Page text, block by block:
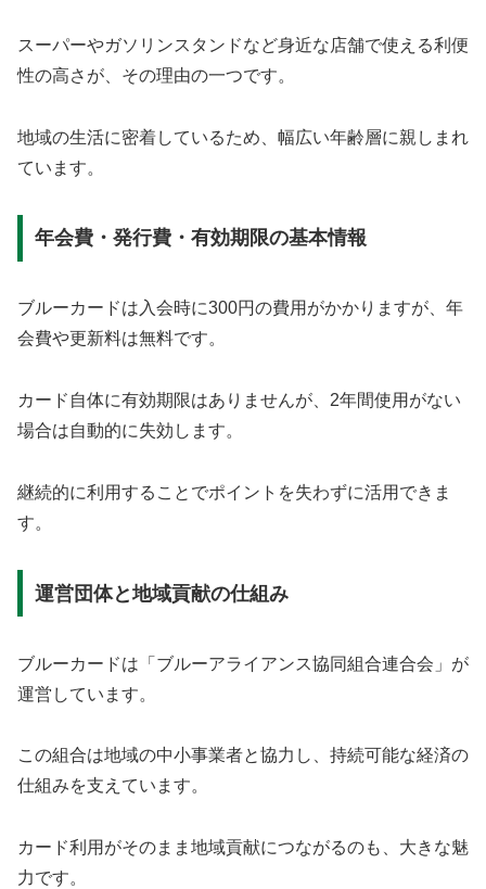
スーパーやガソリンスタンドなど身近な店舗で使える利便
性の高さが、その理由の一つです。
地域の生活に密着しているため、幅広い年齢層に親しまれ
ています。
年会費・発行費・有効期限の基本情報
ブルーカードは入会時に300円の費用がかかりますが、年
会費や更新料は無料です。
カード自体に有効期限はありませんが、2年間使用がない
場合は自動的に失効します。
継続的に利用することでポイントを失わずに活用できま
す。
運営団体と地域貢献の仕組み
ブルーカードは「ブルーアライアンス協同組合連合会」が
運営しています。
この組合は地域の中小事業者と協力し、持続可能な経済の
仕組みを支えています。
カード利用がそのまま地域貢献につながるのも、大きな魅
力です。